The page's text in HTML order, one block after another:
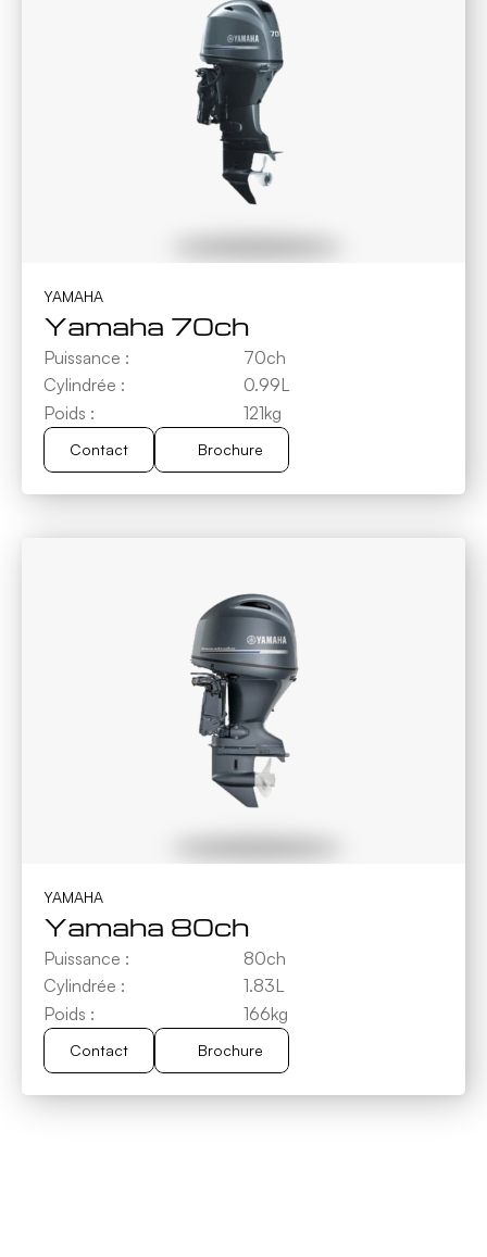
YAMAHA
Yamaha 70ch
Puissance :
70ch
Cylindrée :
0.99L
Poids :
121kg
Contact
Contact
Brochure
Brochure
YAMAHA
Yamaha 80ch
Puissance :
80ch
Cylindrée :
1.83L
Poids :
166kg
Contact
Contact
Brochure
Brochure